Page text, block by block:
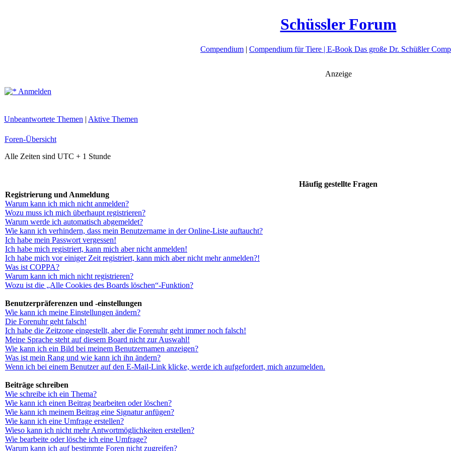
Schüssler Forum
Compendium | Compendium für Tiere | E-Book Das große Dr. Schüßler
Anzeige
Anmelden
Unbeantwortete Themen | Aktive Themen
Foren-Übersicht
Alle Zeiten sind UTC + 1 Stunde
Häufig gestellte Fragen
Registrierung und Anmeldung
Warum kann ich mich nicht anmelden?
Wozu muss ich mich überhaupt registrieren?
Warum werde ich automatisch abgemeldet?
Wie kann ich verhindern, dass mein Benutzername in der Online-Liste auftaucht?
Ich habe mein Passwort vergessen!
Ich habe mich registriert, kann mich aber nicht anmelden!
Ich habe mich vor einiger Zeit registriert, kann mich aber nicht mehr anmelden?!
Was ist COPPA?
Warum kann ich mich nicht registrieren?
Wozu ist die „Alle Cookies des Boards löschen“-Funktion?
Benutzerpräferenzen und -einstellungen
Wie kann ich meine Einstellungen ändern?
Die Forenuhr geht falsch!
Ich habe die Zeitzone eingestellt, aber die Forenuhr geht immer noch falsch!
Meine Sprache steht auf diesem Board nicht zur Auswahl!
Wie kann ich ein Bild bei meinem Benutzernamen anzeigen?
Was ist mein Rang und wie kann ich ihn ändern?
Wenn ich bei einem Benutzer auf den E-Mail-Link klicke, werde ich aufgefordert, mich anzumelden.
Beiträge schreiben
Wie schreibe ich ein Thema?
Wie kann ich einen Beitrag bearbeiten oder löschen?
Wie kann ich meinem Beitrag eine Signatur anfügen?
Wie kann ich eine Umfrage erstellen?
Wieso kann ich nicht mehr Antwortmöglichkeiten erstellen?
Wie bearbeite oder lösche ich eine Umfrage?
Warum kann ich auf bestimmte Foren nicht zugreifen?